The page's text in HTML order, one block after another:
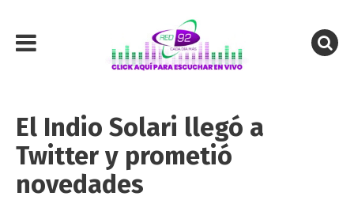
El Indio Solari llegó a
Twitter y prometió
novedades